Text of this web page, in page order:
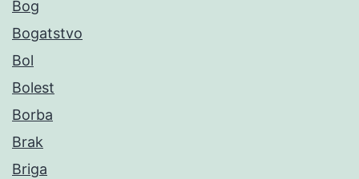
Bog
Bogatstvo
Bol
Bolest
Borba
Brak
Briga